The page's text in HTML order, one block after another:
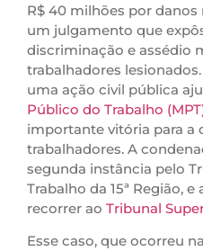
R$ 40 milhões por
um julgamento que
discriminação e assédio
trabalhadores
uma ação civil pública
Público do Trabalho
importante vitória para a
trabalhadores. A
segunda instância pelo
Trabalho da 15ª Região,
recorrer ao Tribunal
Esse caso, que ocorreu